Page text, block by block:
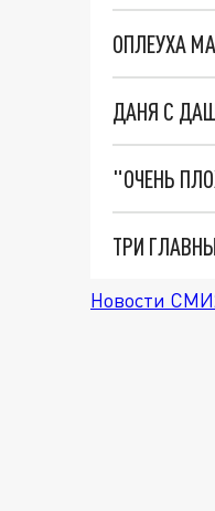
ОПЛЕУХА
ДАНЯ С
Новости